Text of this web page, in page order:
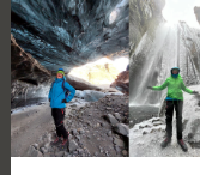
Skip
to
content